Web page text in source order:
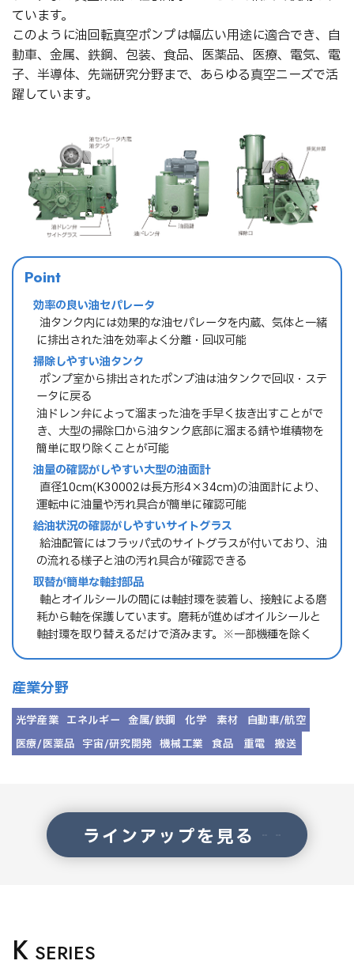
ています。
このように油回転真空ポンプは幅広い用途に適合でき、自
動車、金属、鉄鋼、包装、食品、医薬品、医療、電気、電
子、半導体、先端研究分野まで、あらゆる真空ニーズで活
躍しています。
Point
効率の良い油セパレータ
→ 油タンク内には効果的な油セパレータを内蔵、気体と一緒
に排出された油を効率よく分離・回収可能
掃除しやすい油タンク
→ ポンプ室から排出されたポンプ油は油タンクで回収・ステ
ータに戻る
油ドレン弁によって溜まった油を手早く抜き出すことがで
き、大型の掃除口から油タンク底部に溜まる錆や堆積物を
簡単に取り除くことが可能
油量の確認がしやすい大型の油面計
→ 直径10cm(K30002は長方形4×34cm)の油面計により、
運転中に油量や汚れ具合が簡単に確認可能
給油状況の確認がしやすいサイトグラス
→ 給油配管にはフラッパ式のサイトグラスが付いており、油
の流れる様子と油の汚れ具合が確認できる
取替が簡単な軸封部品
→ 軸とオイルシールの間には軸封環を装着し、接触による磨
耗から軸を保護しています。磨耗が進めばオイルシールと
軸封環を取り替えるだけで済みます。※一部機種を除く
産業分野
光学産業 エネルギー 金属/鉄鋼 化学 素材
自動車/航空
医療/医薬品 宇宙/研究開発 機械工業 食品 重電 搬送
ラインアップを見る
K SERIES